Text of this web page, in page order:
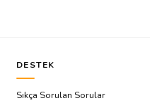
DESTEK
Sıkça Sorulan Sorular